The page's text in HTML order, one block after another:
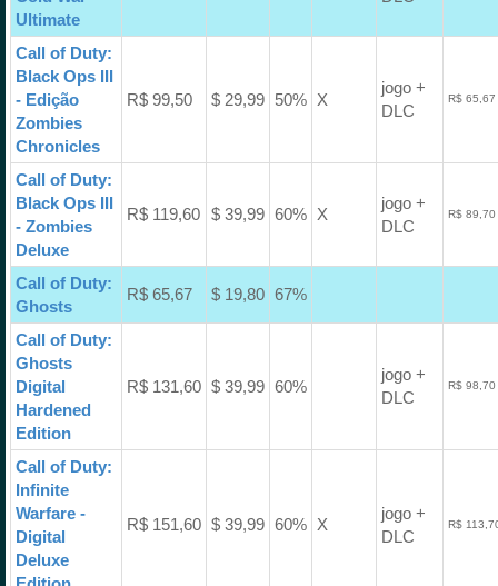
Ultimate
Call of Duty:
Black Ops III
- Edição
Zombies
Chronicles
R$ 99,50 $ 29,99 50% X
jogo +
DLC
R$
Call of Duty:
Black Ops III
- Zombies
Deluxe
R$ 119,60 $ 39,99 60% X
jogo +
DLC
R$
Call of Duty:
Ghosts
R$ 65,67 $ 19,80 67%
Call of Duty:
Ghosts
Digital
Hardened
Edition
R$ 131,60 $ 39,99 60%
jogo +
DLC
R$
Call of Duty:
Infinite
Warfare -
Digital
Deluxe
R$ 151,60 $ 39,99 60% X
jogo +
DLC
R$